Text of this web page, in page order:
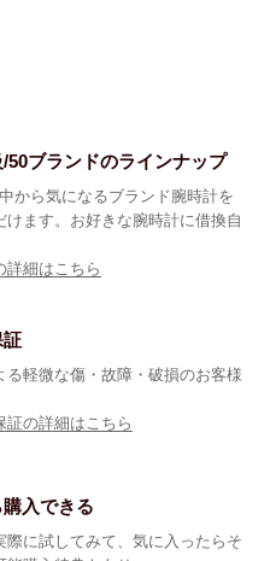
50ブランドのラインナップ
から気になるブランド腕時計を
けます。お好きな腕時計に借換自
詳細はこちら
証
る軽微な傷・故障・破損のお客様
証の詳細はこちら
入できる
際に試してみて、気に入ったらそ